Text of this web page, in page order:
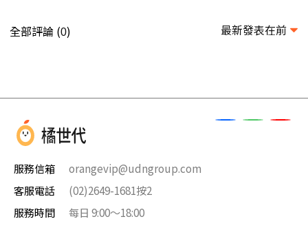
全部評論 (0) 最新發表在前
服務信箱
orangevip@udngroup.com
客服電話
(02)2649-1681按2
服務時間
每日 9:00～18:00